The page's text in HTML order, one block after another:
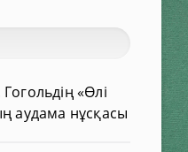
«Өлі
аудама нұсқасы